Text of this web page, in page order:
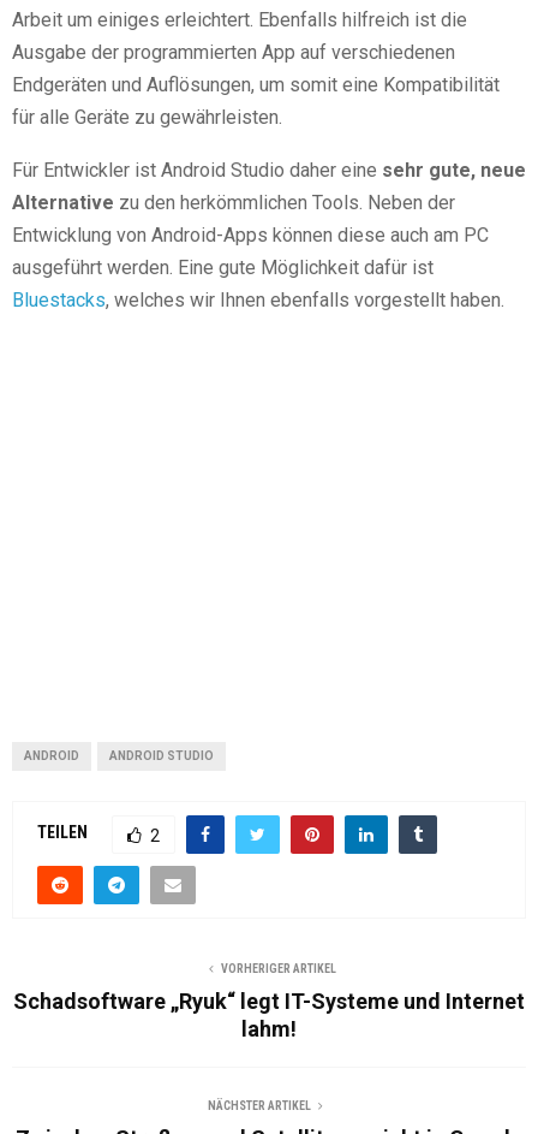
Arbeit um einiges erleichtert. Ebenfalls hilfreich ist die
Ausgabe der programmierten App auf verschiedenen
Endgeräten und Auflösungen, um somit eine Kompatibilität
für alle Geräte zu gewährleisten.
Für Entwickler ist Android Studio daher eine sehr gute, neue
Alternative zu den herkömmlichen Tools. Neben der
Entwicklung von Android-Apps können diese auch am PC
ausgeführt werden. Eine gute Möglichkeit dafür ist
Bluestacks, welches wir Ihnen ebenfalls vorgestellt haben.
ANDROID ANDROID STUDIO
TEILEN 2
VORHERIGER ARTIKEL
Schadsoftware „Ryuk“ legt IT-Systeme und Internet
lahm!
NÄCHSTER ARTIKEL